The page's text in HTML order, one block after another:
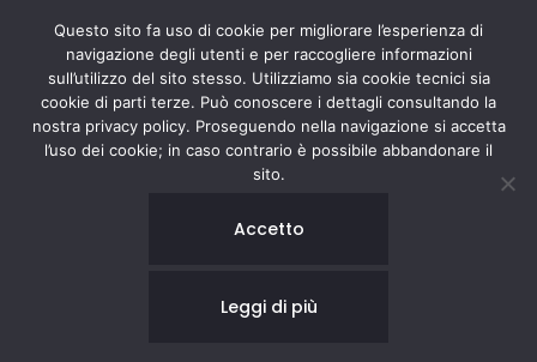
Questo sito fa uso di cookie per migliorare l’esperienza di
navigazione degli utenti e per raccogliere informazioni
sull’utilizzo del sito stesso. Utilizziamo sia cookie tecnici sia
cookie di parti terze. Può conoscere i dettagli consultando la
nostra privacy policy. Proseguendo nella navigazione si accetta
l’uso dei cookie; in caso contrario è possibile abbandonare il
sito.
Accetto
Leggi di più